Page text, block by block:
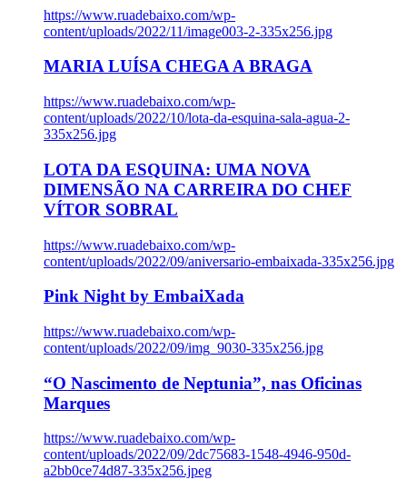
https://www.ruadebaixo.com/wp-
content/uploads/2022/11/image003-2-335x256.jpg
MARIA LUÍSA CHEGA A BRAGA
https://www.ruadebaixo.com/wp-
content/uploads/2022/10/lota-da-esquina-sala-agua-2-
335x256.jpg
LOTA DA ESQUINA: UMA NOVA
DIMENSÃO NA CARREIRA DO CHEF
VÍTOR SOBRAL
https://www.ruadebaixo.com/wp-
content/uploads/2022/09/aniversario-embaixada-335x256.jpg
Pink Night by EmbaiXada
https://www.ruadebaixo.com/wp-
content/uploads/2022/09/img_9030-335x256.jpg
“O Nascimento de Neptunia”, nas Oficinas
Marques
https://www.ruadebaixo.com/wp-
content/uploads/2022/09/2dc75683-1548-4946-950d-
a2bb0ce74d87-335x256.jpeg